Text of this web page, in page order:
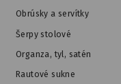
Obrúsky a servítky
Šerpy stolové
Organza, tyl, satén
Rautové sukne